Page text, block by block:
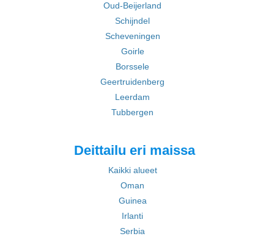
Oud-Beijerland
Schijndel
Scheveningen
Goirle
Borssele
Geertruidenberg
Leerdam
Tubbergen
Deittailu eri maissa
Kaikki alueet
Oman
Guinea
Irlanti
Serbia